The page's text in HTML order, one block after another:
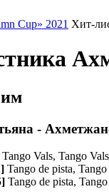
Cup» 2021 Хит-
-
Tango Vals, Tango
Tango de pista,
Tango de pista,